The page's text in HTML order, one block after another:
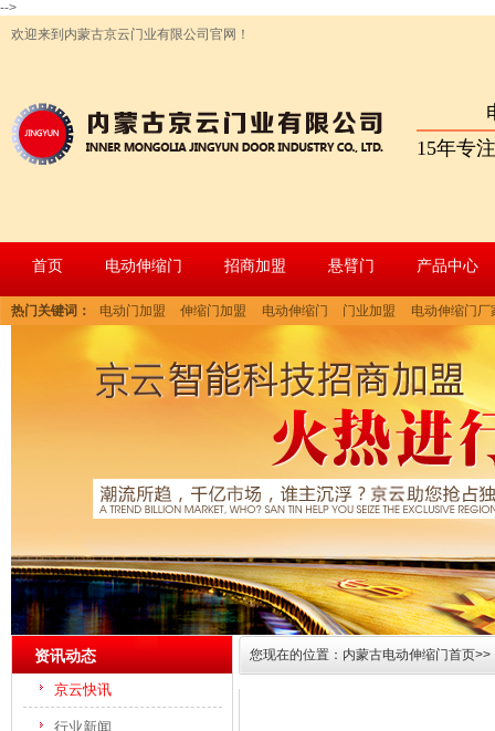
-->
欢迎来到内蒙古京云门业有限公司官网！
15年专
首页 电动伸缩门 招商加盟 悬臂门 产品中心
热门关键词： 电动门加盟 伸缩门加盟 电动伸缩门 门业加盟 电动伸缩门厂
资讯动态
京云快讯
行业新闻
您现在的位置： 内蒙古电动伸缩门首页>>